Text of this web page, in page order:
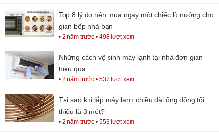
Top 8 lý do nên mua ngay một chiếc lò nướng cho
gian bếp nhà bạn
• 2 năm trước • 498 lượt xem
Những cách vệ sinh máy lạnh tại nhà đơn giản
hiệu quả
• 2 năm trước • 537 lượt xem
Tại sao khi lắp máy lạnh chiều dài ống đồng tối
thiểu là 3 mét?
• 2 năm trước • 553 lượt xem